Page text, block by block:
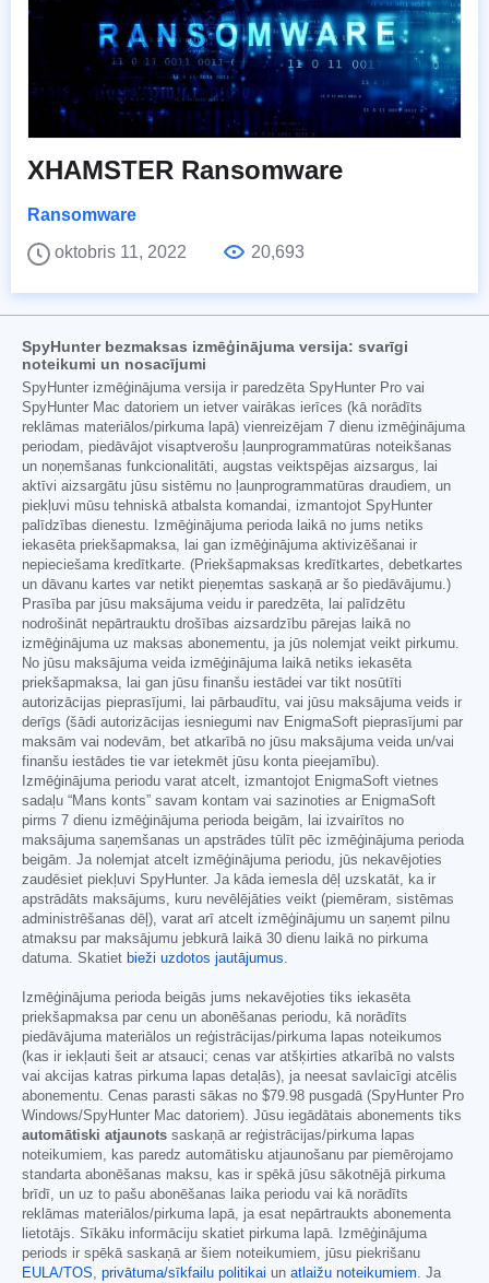
XHAMSTER Ransomware
Ransomware
oktobris 11, 2022
20,693
SpyHunter bezmaksas izmēģinājuma versija: svarīgi
noteikumi un nosacījumi
SpyHunter izmēģinājuma versija ir paredzēta SpyHunter Pro vai
SpyHunter Mac datoriem un ietver vairākas ierīces (kā norādīts
reklāmas materiālos/pirkuma lapā) vienreizējam 7 dienu izmēģinājuma
periodam, piedāvājot visaptverošu ļaunprogrammatūras noteikšanas
un noņemšanas funkcionalitāti, augstas veiktspējas aizsargus, lai
aktīvi aizsargātu jūsu sistēmu no ļaunprogrammatūras draudiem, un
piekļuvi mūsu tehniskā atbalsta komandai, izmantojot SpyHunter
palīdzības dienestu. Izmēģinājuma perioda laikā no jums netiks
iekasēta priekšapmaksa, lai gan izmēģinājuma aktivizēšanai ir
nepieciešama kredītkarte. (Priekšapmaksas kredītkartes, debetkartes
un dāvanu kartes var netikt pieņemtas saskaņā ar šo piedāvājumu.)
Prasība par jūsu maksājuma veidu ir paredzēta, lai palīdzētu
nodrošināt nepārtrauktu drošības aizsardzību pārejas laikā no
izmēģinājuma uz maksas abonementu, ja jūs nolemjat veikt pirkumu.
No jūsu maksājuma veida izmēģinājuma laikā netiks iekasēta
priekšapmaksa, lai gan jūsu finanšu iestādei var tikt nosūtīti
autorizācijas pieprasījumi, lai pārbaudītu, vai jūsu maksājuma veids ir
derīgs (šādi autorizācijas iesniegumi nav EnigmaSoft pieprasījumi par
maksām vai nodevām, bet atkarībā no jūsu maksājuma veida un/vai
finanšu iestādes tie var ietekmēt jūsu konta pieejamību).
Izmēģinājuma periodu varat atcelt, izmantojot EnigmaSoft vietnes
sadaļu “Mans konts” savam kontam vai sazinoties ar EnigmaSoft
pirms 7 dienu izmēģinājuma perioda beigām, lai izvairītos no
maksājuma saņemšanas un apstrādes tūlīt pēc izmēģinājuma perioda
beigām. Ja nolemjat atcelt izmēģinājuma periodu, jūs nekavējoties
zaudēsiet piekļuvi SpyHunter. Ja kāda iemesla dēļ uzskatāt, ka ir
apstrādāts maksājums, kuru nevēlējāties veikt (piemēram, sistēmas
administrēšanas dēļ), varat arī atcelt izmēģinājumu un saņemt pilnu
atmaksu par maksājumu jebkurā laikā 30 dienu laikā no pirkuma
datuma. Skatiet bieži uzdotos jautājumus.
Izmēģinājuma perioda beigās jums nekavējoties tiks iekasēta
priekšapmaksa par cenu un abonēšanas periodu, kā norādīts
piedāvājuma materiālos un reģistrācijas/pirkuma lapas noteikumos
(kas ir iekļauti šeit ar atsauci; cenas var atšķirties atkarībā no valsts
vai akcijas katras pirkuma lapas detaļās), ja neesat savlaicīgi atcēlis
abonementu. Cenas parasti sākas no $79.98 pusgadā (SpyHunter Pro
Windows/SpyHunter Mac datoriem). Jūsu iegādātais abonements tiks
automātiski atjaunots saskaņā ar reģistrācijas/pirkuma lapas
noteikumiem, kas paredz automātisku atjaunošanu par piemērojamo
standarta abonēšanas maksu, kas ir spēkā jūsu sākotnējā pirkuma
brīdī, un uz to pašu abonēšanas laika periodu vai kā norādīts
reklāmas materiālos/pirkuma lapā, ja esat nepārtraukts abonementa
lietotājs. Sīkāku informāciju skatiet pirkuma lapā. Izmēģinājuma
periods ir spēkā saskaņā ar šiem noteikumiem, jūsu piekrišanu
EULA/TOS, privātuma/sīkfailu politikai un atlaižu noteikumiem. Ja